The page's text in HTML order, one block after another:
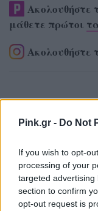
Pink.gr - Do Not
If you wish to opt-
processing of your
targeted
section to confirm
opt-out request is
Ακολουθήστε
μάθετε πρώτοι
Ακολουθήστε